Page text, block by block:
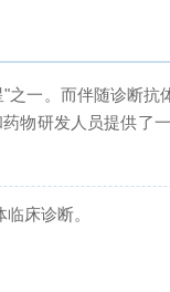
一。而伴随诊断
物研发人员提供
床诊断。